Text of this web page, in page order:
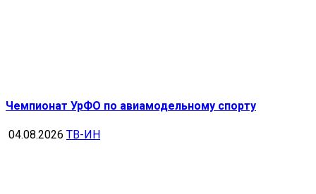
Чемпионат УрФО по авиамодельному спорту
04.08.2026 ТВ-ИН